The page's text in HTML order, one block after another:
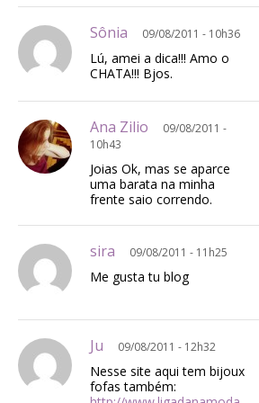
Sônia 09/08/2011 - 10h36
Lú, amei a dica!!! Amo o
CHATA!!! Bjos.
Ana Zilio
09/08/2011 -
10h43
Joias Ok, mas se aparce
uma barata na minha
frente saio correndo.
sira 09/08/2011 - 11h25
Me gusta tu blog
Ju 09/08/2011 - 12h32
Nesse site aqui tem bijoux
fofas também: